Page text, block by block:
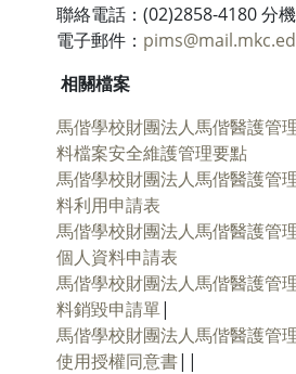
聯絡電話：(02)2858-4180 分
電子郵件：
相關檔案
馬偕學校財團法人馬偕醫護管
料檔案安全維護管理要點
馬偕學校財團法人馬偕醫護管
料利用申請表
馬偕學校財團法人馬偕醫護管
個人資料申請表
馬偕學校財團法人馬偕醫護管
料銷毀申請單|
馬偕學校財團法人馬偕醫護管
使用授權同意書||